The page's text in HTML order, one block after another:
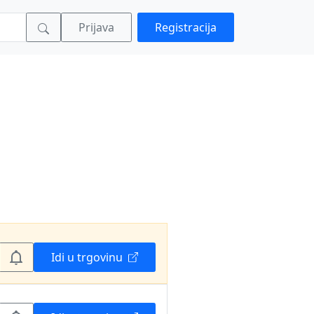
Prijava Registracija
Idi u trgovinu